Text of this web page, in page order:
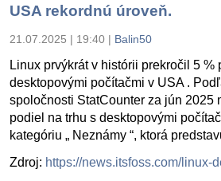
USA rekordnú úroveň.
21.07.2025 | 19:40 | Balin50
Linux prvýkrát v histórii prekročil 5 %
desktopovými počítačmi v USA .
spoločnosti StatCounter za jún 2025
podiel na trhu s desktopovými
kategóriu „ Neznámy “, ktorá
Zdroj: https://news.itsfoss.com/linux-